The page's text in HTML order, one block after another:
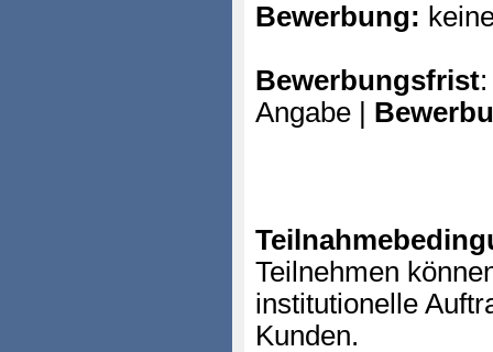
Bewerbung:
Bewerbungsfrist
Angabe |
Teilnehmen
institutionelle
Kunden.